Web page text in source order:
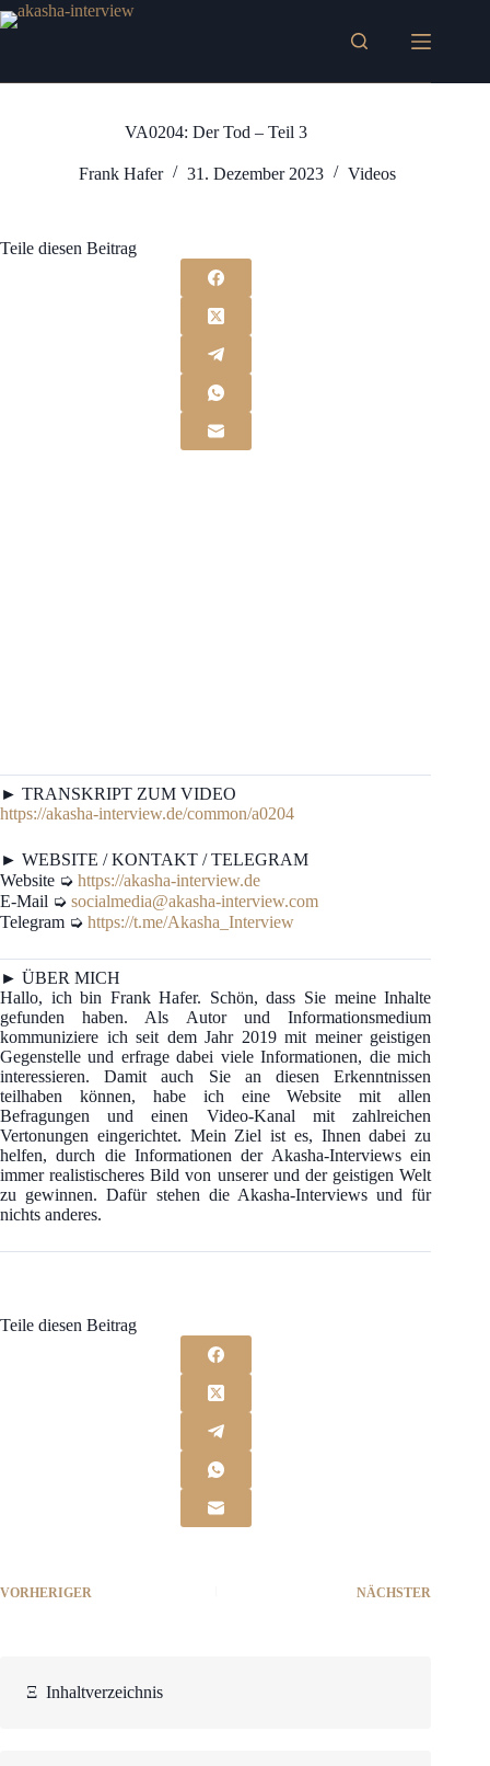
Zum
Inhalt
VA0204: Der Tod – Teil 3
Frank Hafer 31. Dezember 2023 Videos
Teile diesen Beitrag
► TRANSKRIPT ZUM VIDEO
https://akasha-interview.de/common/a0204
► WEBSITE / KONTAKT / TELEGRAM
Website ➭ https://akasha-interview.de
E-Mail ➭ socialmedia@akasha-interview.com
Telegram ➭ https://t.me/Akasha_Interview
► ÜBER MICH
Hallo, ich bin Frank Hafer. Schön, dass Sie meine Inhalte
gefunden haben. Als Autor und Informationsmedium
kommuniziere ich seit dem Jahr 2019 mit meiner geistigen
Gegenstelle und erfrage dabei viele Informationen, die mich
interessieren. Damit auch Sie an diesen Erkenntnissen
teilhaben können, habe ich eine Website mit allen
Befragungen und einen Video-Kanal mit zahlreichen
Vertonungen eingerichtet. Mein Ziel ist es, Ihnen dabei zu
helfen, durch die Informationen der Akasha-Interviews ein
immer realistischeres Bild von unserer und der geistigen Welt
zu gewinnen. Dafür stehen die Akasha-Interviews und für
nichts anderes.
Teile diesen Beitrag
VORHERIGER NÄCHSTER
Ξ Inhaltverzeichnis